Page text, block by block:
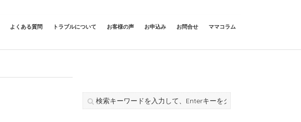
よくある質問 トラブルについて お客様の声 お申込み お問合せ ママコラム